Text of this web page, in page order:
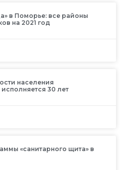
в Поморье: все районы
на 2021 год
населения
30 лет
«санитарного щита» в